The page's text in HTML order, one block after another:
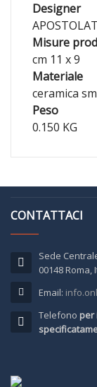
Designer
Misure
cm 11 x 9
Materiale
ceramica
Peso
0.150 KG
CONTATTACI
Sede
00148 Roma,
Email:
Telefono per